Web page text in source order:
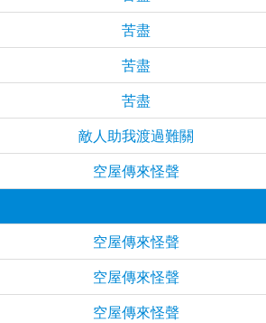
苦盡
苦盡
苦盡
敵人助我渡過難關
空屋傳來怪聲
空屋傳來怪聲
空屋傳來怪聲
空屋傳來怪聲